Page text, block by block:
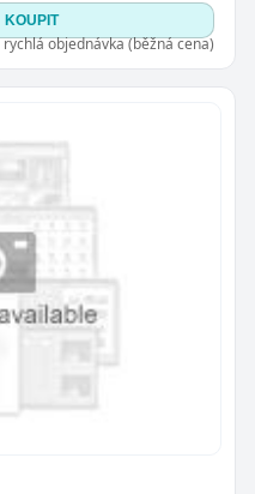
KOUPIT
rychlá objednávka (běžná cena)